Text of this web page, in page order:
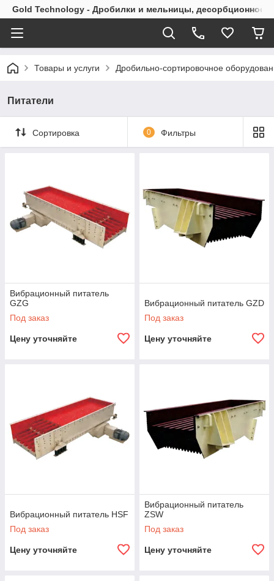
Gold Technology - Дробилки и мельницы, десорбционное
Товары и услуги Дробильно-сортировочное
Питатели
Сортировка 0 Фильтры
Вибрационный питатель
GZG
Под заказ
Цену уточняйте
Вибрационный питатель GZD
Под заказ
Цену уточняйте
Вибрационный питатель HSF
Под заказ
Цену уточняйте
Вибрационный питатель
ZSW
Под заказ
Цену уточняйте